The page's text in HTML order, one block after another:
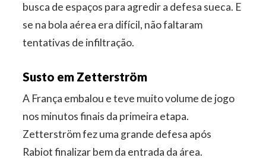
busca de espaços para agredir a defesa sueca. E
se na bola aérea era difícil, não faltaram
tentativas de infiltração.
Susto em Zetterström
A França embalou e teve muito volume de jogo
nos minutos finais da primeira etapa.
Zetterström fez uma grande defesa após
Rabiot finalizar bem da entrada da área.